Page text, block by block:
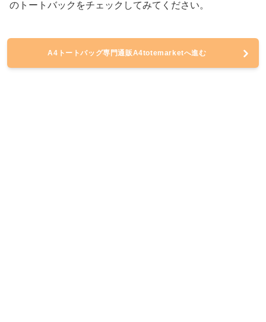
のトートバックをチェックしてみてください。
A4トートバッグ専門通販A4totemarketへ進む